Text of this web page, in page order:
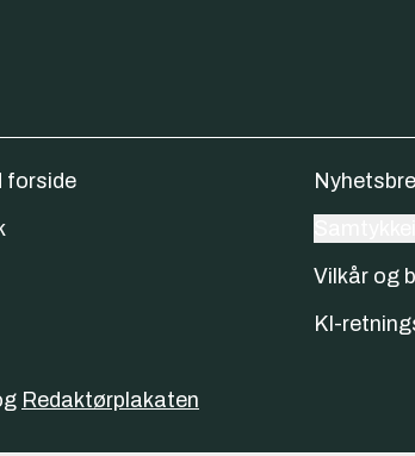
forside
Vilkår og
KI-
Redaktørplakaten